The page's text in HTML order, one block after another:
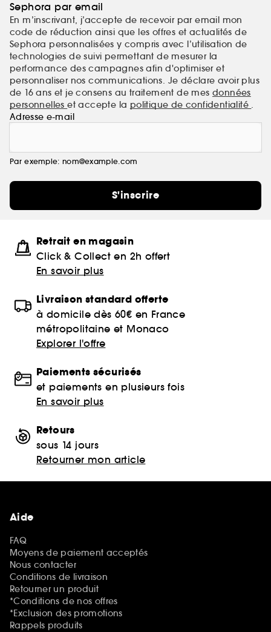
Sephora par email
En m’inscrivant, j’accepte de recevoir par email mon
code de réduction ainsi que les offres et actualités de
Sephora personnalisées y compris avec l’utilisation de
technologies de suivi permettant de mesurer la
performance des campagnes afin d'optimiser et
personnaliser nos communications. Je déclare avoir plus
de 16 ans et je consens au traitement de mes données
personnelleset accepte la politique de confidentialité .
Adresse e-mail
Par exemple: nom@example.com
S'inscrire
Retrait en magasin
Click & Collect en 2h offert
En savoir plus
Livraison standard offerte
à domicile dès 60€ en France
métropolitaine et Monaco
Explorer l'offre
Paiements sécurisés
et paiements en plusieurs fois
En savoir plus
Retours
sous 14 jours
Retourner mon article
Aide
FAQ
Moyens de paiement acceptés
Nous contacter
Conditions de livraison
Retourner un produit
*Conditions de nos offres
*Exclusion des promotions
Rappels produits